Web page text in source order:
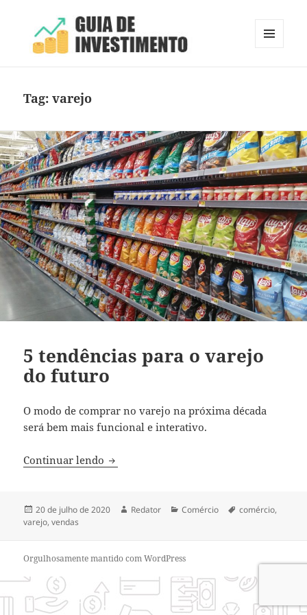
Tag:varejo
5 tendências para o varejo
do futuro
O modo de comprar no varejo na próxima década
será bem mais funcional e interativo.
Continuar lendo 5 tendências para o varejo do futuro
Publicado
em
20 de julho de 2020 Autor
Redator Categorias
Comércio Tags
comércio,
varejo,vendas
Orgulhosamente mantido com WordPress